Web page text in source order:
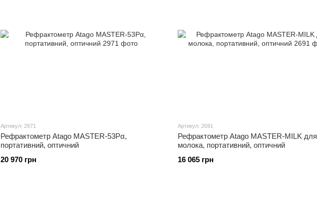
Артикул: 2971
Рефрактометр Atago MASTER-53Pα,
портативний, оптичний
20 970 грн
Артикул: 2691
Рефрактометр Atago MASTER-MILK для
молока, портативний, оптичний
16 065 грн